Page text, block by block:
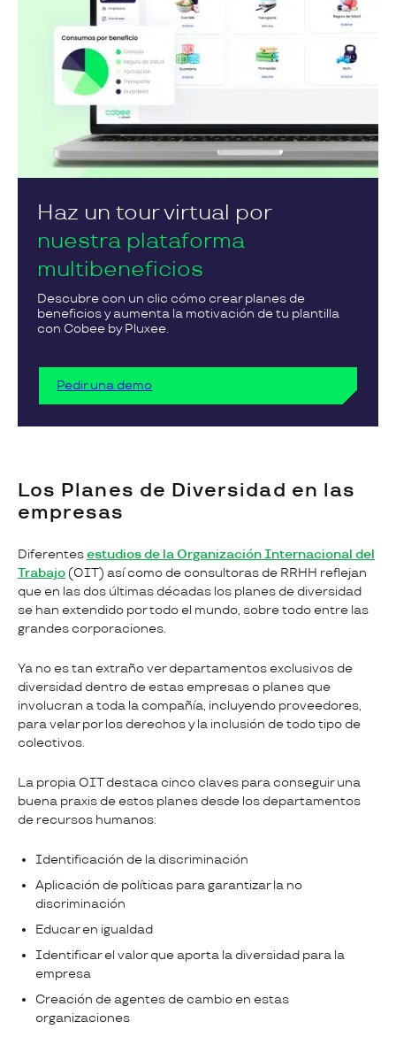
Haz un tour virtual por
nuestra plataforma
multibeneficios
Descubre con un clic cómo crear planes de
beneficios y aumenta la motivación de tu plantilla
con Cobee by Pluxee.
Pedir una demo
Los Planes de Diversidad en las
empresas
Diferentesestudios de la Organización Internacional del
Trabajo (OIT) así como de consultoras de RRHH reflejan
que en las dos últimas décadas los planes de diversidad
se han extendido por todo el mundo, sobre todo entre las
grandes corporaciones.
Ya no es tan extraño ver departamentos exclusivos de
diversidad dentro de estas empresas o planes que
involucran a toda la compañía, incluyendo proveedores,
para velar por los derechos y la inclusión de todo tipo de
colectivos.
La propia OIT destaca cinco claves para conseguir una
buena praxis de estos planes desde los departamentos
de recursos humanos:
Identificación de la discriminación
Aplicación de políticas para garantizar la no
discriminación
Educar en igualdad
Identificar el valor que aporta la diversidad para la
empresa
Creación de agentes de cambio en estas
organizaciones